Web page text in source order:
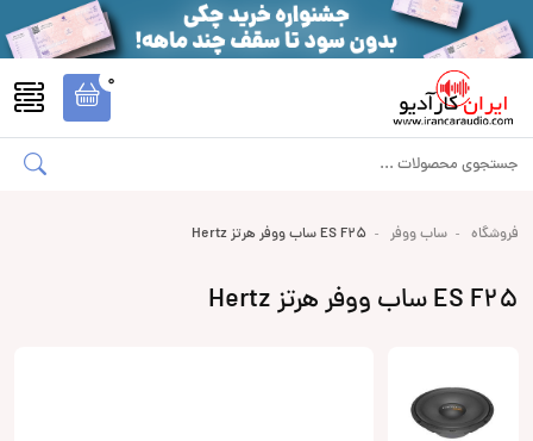
0
فروشگاه ساب ووفر ES F25 ساب ووفر هرتز Hertz
ES F25 ساب ووفر هرتز Hertz